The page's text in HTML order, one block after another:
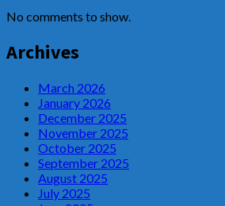
No comments to show.
Archives
March 2026
January 2026
December 2025
November 2025
October 2025
September 2025
August 2025
July 2025